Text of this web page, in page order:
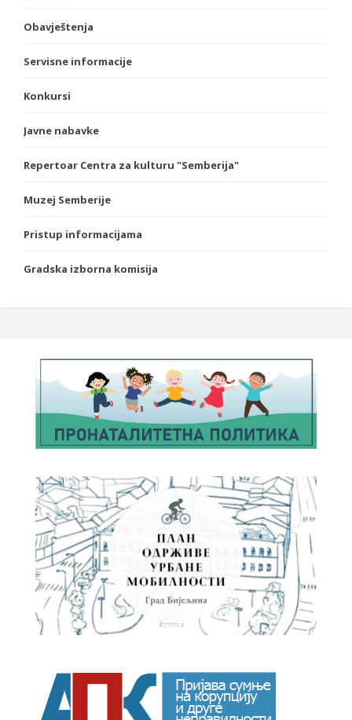
Obavještenja
Servisne informacije
Konkursi
Javne nabavke
Repertoar Centra za kulturu "Semberija"
Muzej Semberije
Pristup informacijama
Gradska izborna komisija